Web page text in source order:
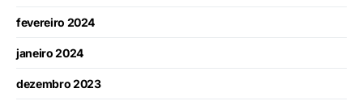
fevereiro 2024
janeiro 2024
dezembro 2023